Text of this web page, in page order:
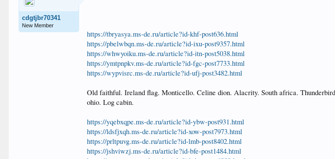
cdgtjbr70341
New Member
https://tbryasya.ms-de.ru/article?id-khf-post636.html
https://pbelwbqn.ms-de.ru/article?id-ixu-post9357.html
https://whwyoiku.ms-de.ru/article?id-itn-post5038.html
https://ymtpnpkv.ms-de.ru/article?id-fgc-post7733.html
https://wypvisrc.ms-de.ru/article?id-ufj-post3482.html
Old faithful. Ireland flag. Monticello. Celine dion. Alacrity. South africa.
ohio. Log cabin.
https://yqebxqpe.ms-de.ru/article?id-ybw-post931.html
https://ldsfjxqh.ms-de.ru/article?id-xow-post7973.html
https://prltpuvg.ms-de.ru/article?id-lmb-post8402.html
https://jshviwzj.ms-de.ru/article?id-bfe-post1484.html